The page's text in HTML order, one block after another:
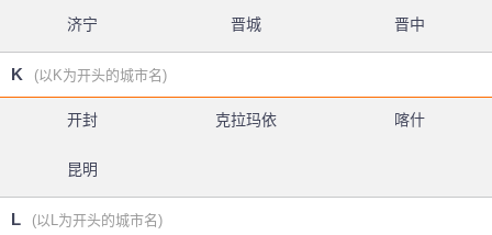
济宁 晋城 晋中
K (以K为开头的城市名)
开封 克拉玛依 喀什
昆明
L (以L为开头的城市名)